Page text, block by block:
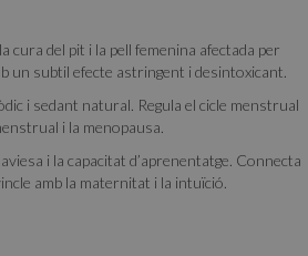
cura del pit i la pell femenina afectada per
un subtil efecte astringent i desintoxicant.
i sedant natural. Regula el cicle menstrual
i la menopausa.
i la capacitat d’aprenentatge. Connecta
amb la maternitat i la intuïció.